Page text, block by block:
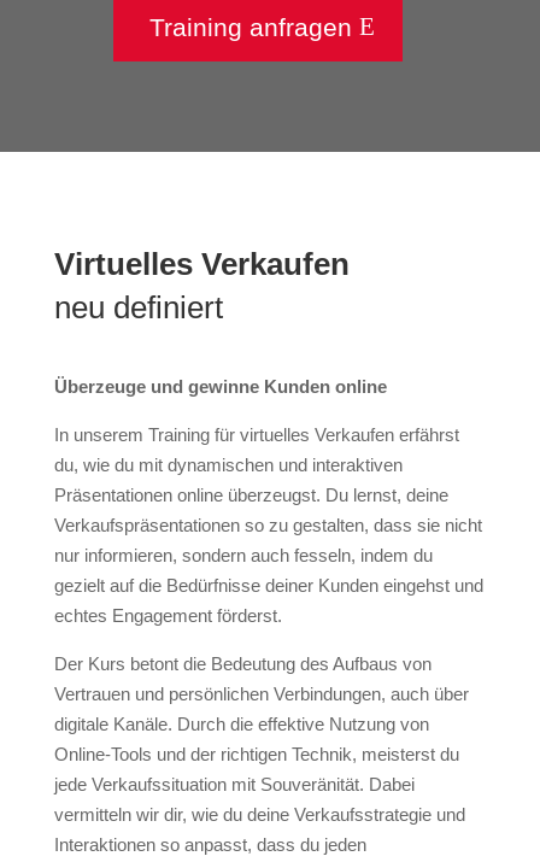
Training anfragen
Virtuelles Verkaufen
neu definiert
Überzeuge und gewinne Kunden online
In unserem Training für virtuelles Verkaufen erfährst
du, wie du mit dynamischen und interaktiven
Präsentationen online überzeugst. Du lernst, deine
Verkaufspräsentationen so zu gestalten, dass sie nicht
nur informieren, sondern auch fesseln, indem du
gezielt auf die Bedürfnisse deiner Kunden eingehst und
echtes Engagement förderst.
Der Kurs betont die Bedeutung des Aufbaus von
Vertrauen und persönlichen Verbindungen, auch über
digitale Kanäle. Durch die effektive Nutzung von
Online-Tools und der richtigen Technik, meisterst du
jede Verkaufssituation mit Souveränität. Dabei
vermitteln wir dir, wie du deine Verkaufsstrategie und
Interaktionen so anpasst, dass du jeden